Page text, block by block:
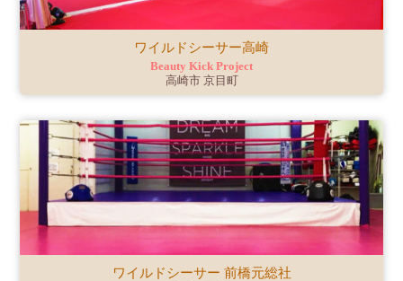
ワイルドシーサー高崎
Beauty Kick Project
高崎市 京目町
ワイルドシーサー 前橋元総社